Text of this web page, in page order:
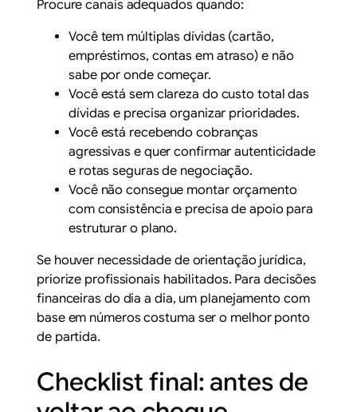
Procure canais adequados quando:
Você tem múltiplas dívidas (cartão,
empréstimos, contas em atraso) e não
sabe por onde começar.
Você está sem clareza do custo total das
dívidas e precisa organizar prioridades.
Você está recebendo cobranças
agressivas e quer confirmar autenticidade
e rotas seguras de negociação.
Você não consegue montar orçamento
com consistência e precisa de apoio para
estruturar o plano.
Se houver necessidade de orientação jurídica,
priorize profissionais habilitados. Para decisões
financeiras do dia a dia, um planejamento com
base em números costuma ser o melhor ponto
de partida.
Checklist final: antes de